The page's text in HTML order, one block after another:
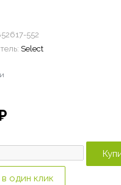
552
Select